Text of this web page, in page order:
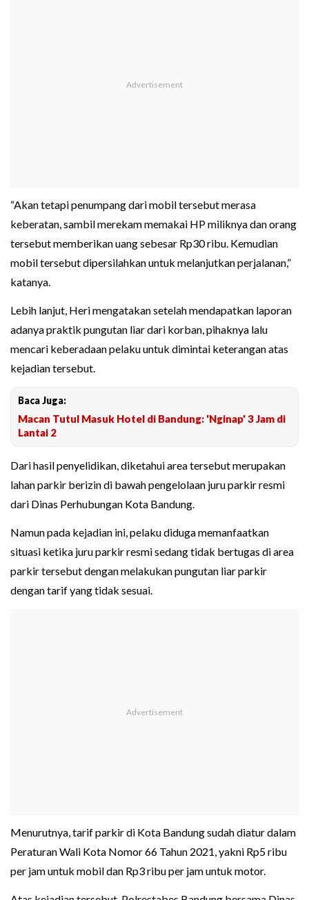
“Akan tetapi penumpang dari mobil tersebut merasa
keberatan, sambil merekam memakai HP miliknya dan orang
tersebut memberikan uang sebesar Rp30 ribu. Kemudian
mobil tersebut dipersilahkan untuk melanjutkan perjalanan,”
katanya.
Lebih lanjut, Heri mengatakan setelah mendapatkan laporan
adanya praktik pungutan liar dari korban, pihaknya lalu
mencari keberadaan pelaku untuk dimintai keterangan atas
kejadian tersebut.
Baca Juga:
Macan Tutul Masuk Hotel di Bandung: 'Nginap' 3 Jam di
Lantai 2
Dari hasil penyelidikan, diketahui area tersebut merupakan
lahan parkir berizin di bawah pengelolaan juru parkir resmi
dari Dinas Perhubungan Kota Bandung.
Namun pada kejadian ini, pelaku diduga memanfaatkan
situasi ketika juru parkir resmi sedang tidak bertugas di area
parkir tersebut dengan melakukan pungutan liar parkir
dengan tarif yang tidak sesuai.
Menurutnya, tarif parkir di Kota Bandung sudah diatur dalam
Peraturan Wali Kota Nomor 66 Tahun 2021, yakni Rp5 ribu
per jam untuk mobil dan Rp3 ribu per jam untuk motor.